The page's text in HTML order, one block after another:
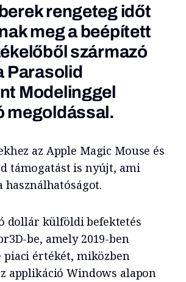
rengeteg időt
meg a beépített
származó
Parasolid
Modelinggel
megoldással.
az Apple Magic Mouse és
támogatást is nyújt, ami
használhatóságot.
dollár külföldi befektetés
be, amely 2019-ben
piaci értékét, miközben
applikáció Windows alapon